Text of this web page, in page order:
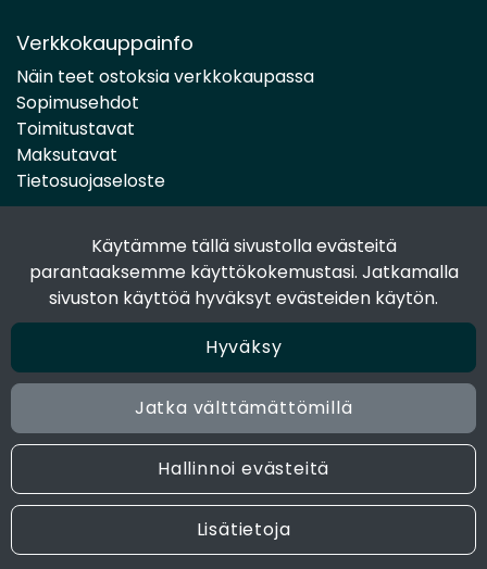
Käytämme tällä sivustolla evästeitä
parantaaksemme käyttökokemustasi. Jatkamalla
sivuston käyttöä hyväksyt evästeiden käytön.
Hyväksy
Jatka välttämättömillä
Hallinnoi evästeitä
Lisätietoja
Verkkokauppainfo
Näin teet ostoksia verkkokaupassa
Sopimusehdot
Toimitustavat
Maksutavat
Tietosuojaseloste
Seuraa sosiaalisessa mediassa
Facebook
© 2024 Joen Tukkutiimi. All rights reserved. Site by
Oy